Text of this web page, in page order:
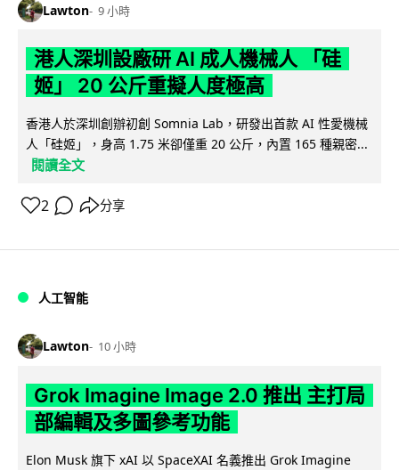
Lawton 9 小時
港人深圳設廠研 AI 成人機械人 「硅
姬」 20 公斤重擬人度極高
香港人於深圳創辦初創 Somnia Lab，研發出首款 AI 性愛機械
人「硅姬」，身高 1.75 米卻僅重 20 公斤，內置 165 種親密...
閱讀全文
2 分享
人工智能
Lawton 10 小時
Grok Imagine Image 2.0 推出 主打局
部編輯及多圖參考功能
Elon Musk 旗下 xAI 以 SpaceXAI 名義推出 Grok Imagine